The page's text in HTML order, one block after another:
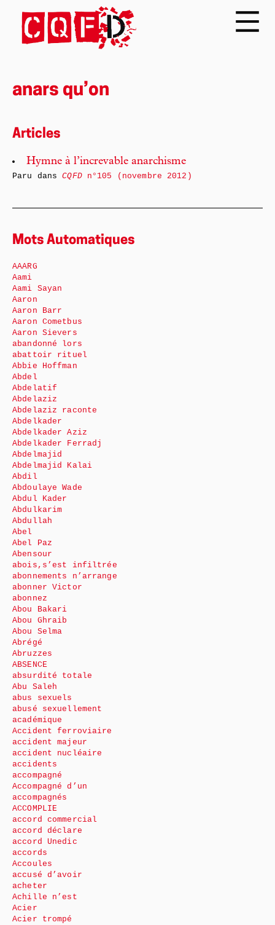
anars qu’on
Articles
Hymne à l’increvable anarchisme
Paru dansCQFDn°105 (novembre 2012)
Mots Automatiques
AAARG
Aami
Aami Sayan
Aaron
Aaron Barr
Aaron Cometbus
Aaron Sievers
abandonné lors
abattoir rituel
Abbie Hoffman
Abdel
Abdelatif
Abdelaziz
Abdelaziz raconte
Abdelkader
Abdelkader Aziz
Abdelkader Ferradj
Abdelmajid
Abdelmajid Kalai
Abdil
Abdoulaye Wade
Abdul Kader
Abdulkarim
Abdullah
Abel
Abel Paz
Abensour
abois,s’est infiltrée
abonnements n’arrange
abonner Victor
abonnez
Abou Bakari
Abou Ghraib
Abou Selma
Abrégé
Abruzzes
ABSENCE
absurdité totale
Abu Saleh
abus sexuels
abusé sexuellement
académique
Accident ferroviaire
accident majeur
accident nucléaire
accidents
accompagné
Accompagné d’un
accompagnés
ACCOMPLIE
accord commercial
accord déclare
accord Unedic
accords
Accoules
accusé d’avoir
acheter
Achille n’est
Acier
Acier trompé